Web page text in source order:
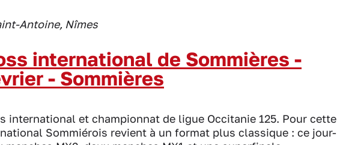
Antoine, Nîmes
international de Sommières -
- Sommières
international et championnat de ligue Occitanie 125. Pour cette
Sommiérois revient à un format plus classique : ce jour-